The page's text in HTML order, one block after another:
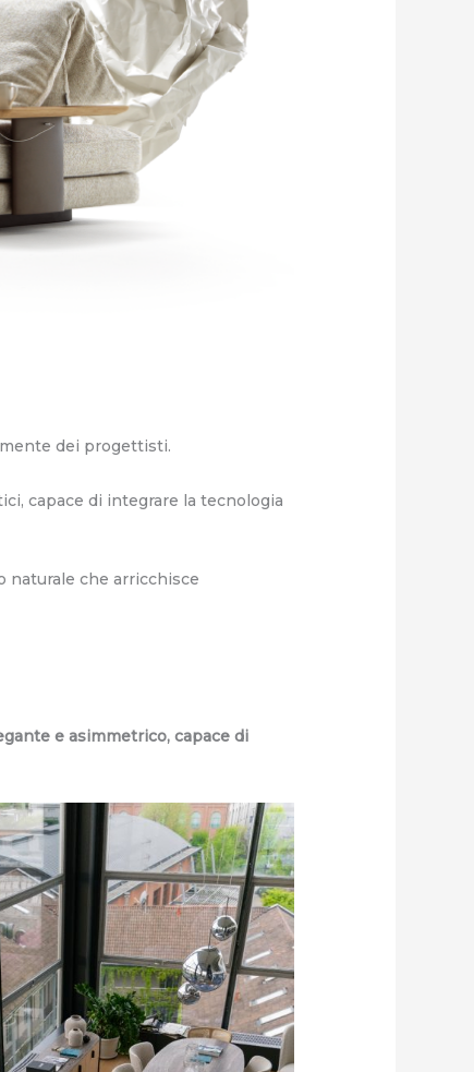
dei progettisti.
capace di integrare la tecnologia
naturale che arricchisce
e asimmetrico, capace di